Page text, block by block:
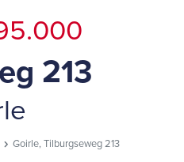
213
Goirle, Tilburgseweg 213